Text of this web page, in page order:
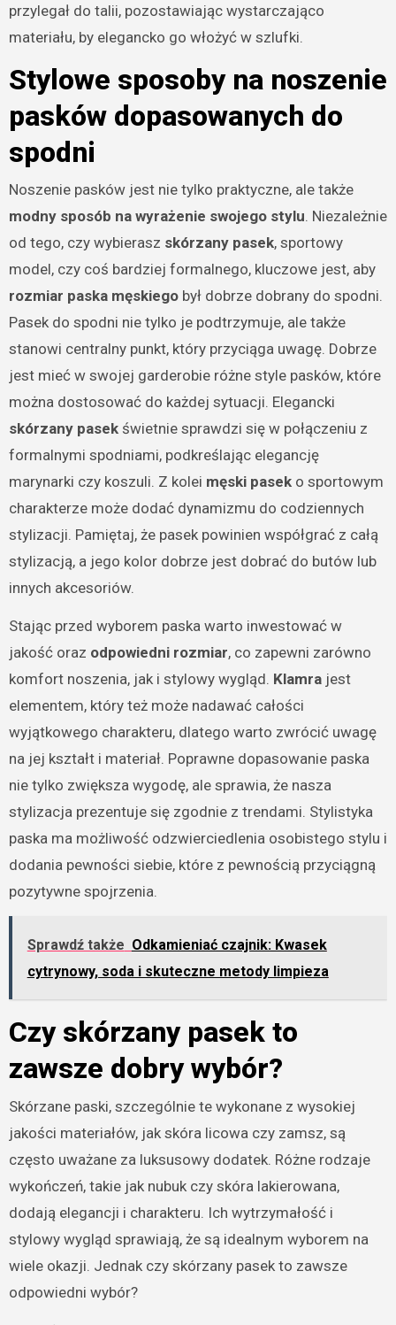
przylegał do talii, pozostawiając wystarczająco
materiału, by elegancko go włożyć w szlufki.
Stylowe sposoby na noszenie
pasków dopasowanych do
spodni
Noszenie pasków jest nie tylko praktyczne, ale także
modny sposób na wyrażenie swojego stylu. Niezależnie
od tego, czy wybierasz skórzany pasek, sportowy
model, czy coś bardziej formalnego, kluczowe jest, aby
rozmiar paska męskiegobył dobrze dobrany do spodni.
Pasek do spodni nie tylko je podtrzymuje, ale także
stanowi centralny punkt, który przyciąga uwagę. Dobrze
jest mieć w swojej garderobie różne style pasków, które
można dostosować do każdej sytuacji. Elegancki
skórzany pasekświetnie sprawdzi się w połączeniu z
formalnymi spodniami, podkreślając elegancję
marynarki czy koszuli. Z kolei męski paseko sportowym
charakterze może dodać dynamizmu do codziennych
stylizacji. Pamiętaj, że pasek powinien współgrać z całą
stylizacją, a jego kolor dobrze jest dobrać do butów lub
innych akcesoriów.
Stając przed wyborem paska warto inwestować w
jakość oraz odpowiedni rozmiar, co zapewni zarówno
komfort noszenia, jak i stylowy wygląd. Klamrajest
elementem, który też może nadawać całości
wyjątkowego charakteru, dlatego warto zwrócić uwagę
na jej kształt i materiał. Poprawne dopasowanie paska
nie tylko zwiększa wygodę, ale sprawia, że nasza
stylizacja prezentuje się zgodnie z trendami. Stylistyka
paska ma możliwość odzwierciedlenia osobistego stylu i
dodania pewności siebie, które z pewnością przyciągną
pozytywne spojrzenia.
Sprawdź także Odkamieniać czajnik: Kwasek
cytrynowy, soda i skuteczne metody limpieza
Czy skórzany pasek to
zawsze dobry wybór?
Skórzane paski, szczególnie te wykonane z wysokiej
jakości materiałów, jak skóra licowa czy zamsz, są
często uważane za luksusowy dodatek. Różne rodzaje
wykończeń, takie jak nubuk czy skóra lakierowana,
dodają elegancji i charakteru. Ich wytrzymałość i
stylowy wygląd sprawiają, że są idealnym wyborem na
wiele okazji. Jednak czy skórzany pasek to zawsze
odpowiedni wybór?